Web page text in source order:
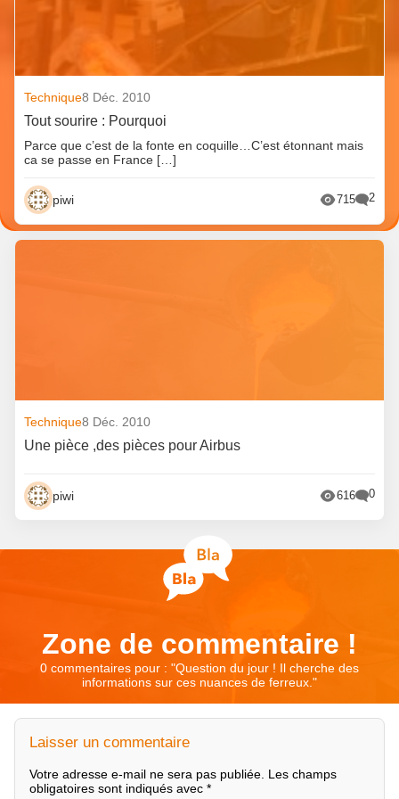
Technique8 Déc. 2010
Tout sourire : Pourquoi
Parce que c’est de la fonte en coquille…C’est étonnant mais
ca se passe en France […]
piwi 715 2
Technique8 Déc. 2010
Une pièce ,des pièces pour Airbus
piwi 616 0
Zone de commentaire !
0 commentaires pour : "Question du jour ! Il cherche des
informations sur ces nuances de ferreux. "
Laisser un commentaire
Votre adresse e-mail ne sera pas publiée. Les champs
obligatoires sont indiqués avec *